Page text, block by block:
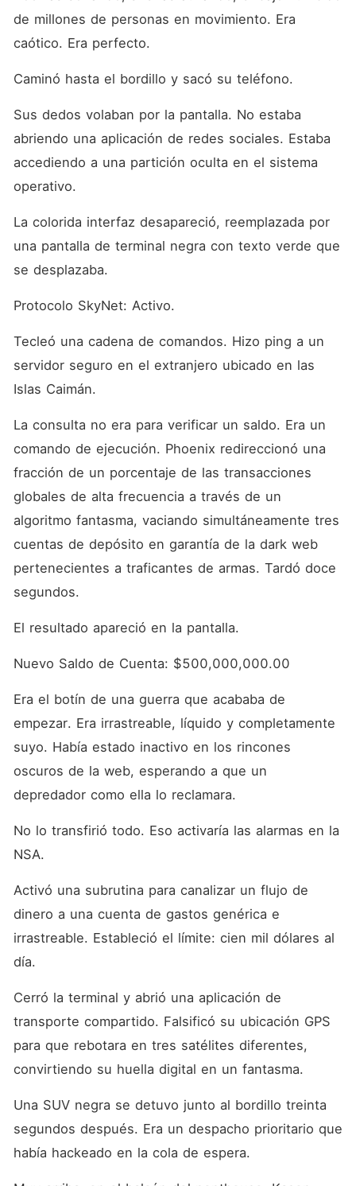
de millones de personas en movimiento. Era
caótico. Era perfecto.
Caminó hasta el bordillo y sacó su teléfono.
Sus dedos volaban por la pantalla. No estaba
abriendo una aplicación de redes sociales. Estaba
accediendo a una partición oculta en el sistema
operativo.
La colorida interfaz desapareció, reemplazada por
una pantalla de terminal negra con texto verde que
se desplazaba.
Protocolo SkyNet: Activo.
Tecleó una cadena de comandos. Hizo ping a un
servidor seguro en el extranjero ubicado en las
Islas Caimán.
La consulta no era para verificar un saldo. Era un
comando de ejecución. Phoenix redireccionó una
fracción de un porcentaje de las transacciones
globales de alta frecuencia a través de un
algoritmo fantasma, vaciando simultáneamente tres
cuentas de depósito en garantía de la dark web
pertenecientes a traficantes de armas. Tardó doce
segundos.
El resultado apareció en la pantalla.
Nuevo Saldo de Cuenta: $500,000,000.00
Era el botín de una guerra que acababa de
empezar. Era irrastreable, líquido y completamente
suyo. Había estado inactivo en los rincones
oscuros de la web, esperando a que un
depredador como ella lo reclamara.
No lo transfirió todo. Eso activaría las alarmas en la
NSA.
Activó una subrutina para canalizar un flujo de
dinero a una cuenta de gastos genérica e
irrastreable. Estableció el límite: cien mil dólares al
día.
Cerró la terminal y abrió una aplicación de
transporte compartido. Falsificó su ubicación GPS
para que rebotara en tres satélites diferentes,
convirtiendo su huella digital en un fantasma.
Una SUV negra se detuvo junto al bordillo treinta
segundos después. Era un despacho prioritario que
había hackeado en la cola de espera.